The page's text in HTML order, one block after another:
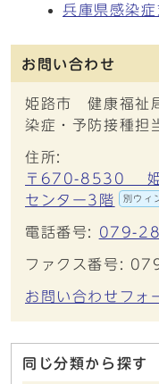
兵庫県感染
お問い合わせ
姫路市 健康福
染症・予防接種担
住所:
〒670-8530 姫
センター3階
別ウィ
電話番号: 079-
ファクス番号:
お問い合わせフォ
同じ分類から探す